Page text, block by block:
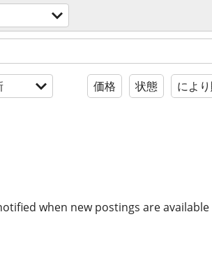
価格 状態 によ
when new postings are available